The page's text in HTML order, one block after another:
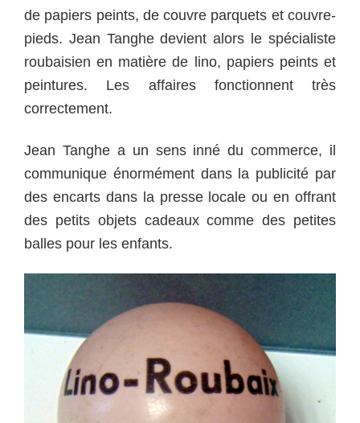
de papiers peints, de couvre parquets et couvre-
pieds. Jean Tanghe devient alors le spécialiste
roubaisien en matière de lino, papiers peints et
peintures. Les affaires fonctionnent très
correctement.
Jean Tanghe a un sens inné du commerce, il
communique énormément dans la publicité par
des encarts dans la presse locale ou en offrant
des petits objets cadeaux comme des petites
balles pour les enfants.